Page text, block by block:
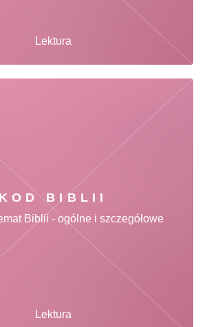
Lektura
KOD BIBLII
Lektura
Biblii - ogólne i szczegółowe